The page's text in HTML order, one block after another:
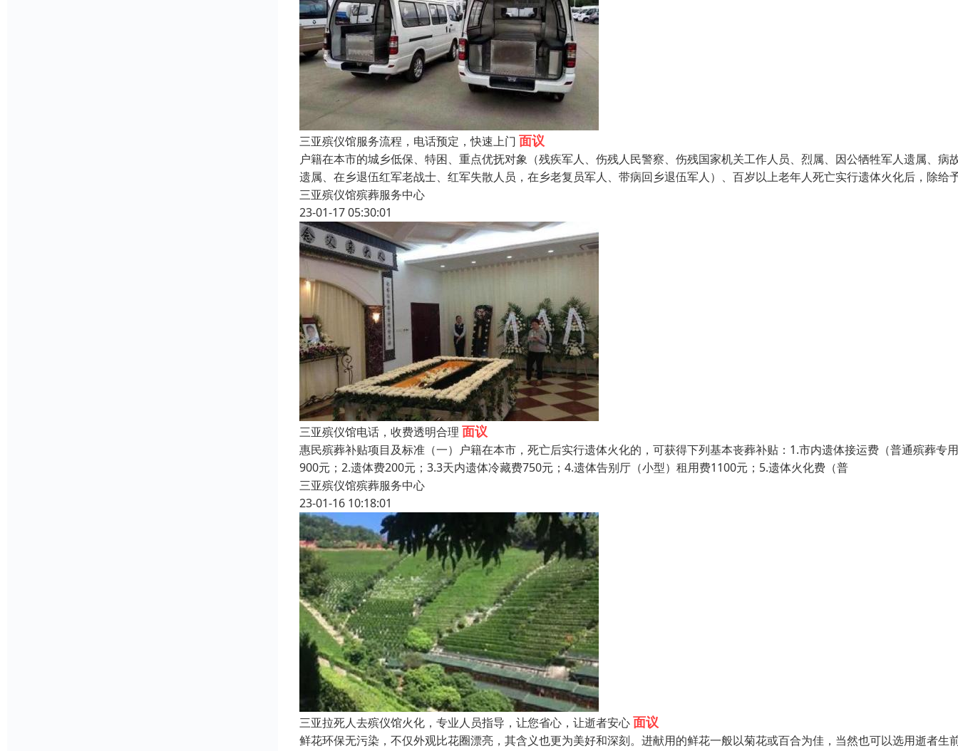
三亚殡仪馆服务流程，电话预定，快速上门 面议
户籍在本市的城乡低保、特困、重点优抚对象（残疾军人、伤残人民警察、伤残国家机关工作人员、烈属、因公牺牲军人遗属、病
遗属、在乡退伍红军老战士、红军失散人员，在乡老复员军人、带病回乡退伍军人）、百岁以上老年人死亡实行遗体火化后，除给
三亚殡仪馆殡葬服务中心
23-01-17 05:30:01
三亚殡仪馆电话，收费透明合理 面议
惠民殡葬补贴项目及标准（一）户籍在本市，死亡后实行遗体火化的，可获得下列基本丧葬补贴：1.市内遗体接运费（普通殡葬专
900元；2.遗体费200元；3.3天内遗体冷藏费750元；4.遗体告别厅（小型）租用费1100元；5.遗体火化费（普
三亚殡仪馆殡葬服务中心
23-01-16 10:18:01
三亚拉死人去殡仪馆火化，专业人员指导，让您省心，让逝者安心面议
鲜花环保无污染，不仅外观比花圈漂亮，其含义也更为美好和深刻。进献用的鲜花一般以菊花或百合为佳，当然也可以选用逝者生